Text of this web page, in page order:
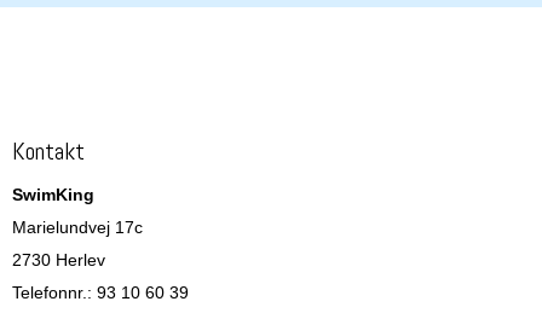
Kontakt
SwimKing
Marielundvej 17c
2730 Herlev
Telefonnr.: 93 10 60 39